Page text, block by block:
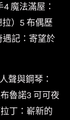
魔法滿屋：
）5 布偶歷
遇記：寄望於
聲與鋼琴：
魯諾3 可可夜
丁：嶄新的